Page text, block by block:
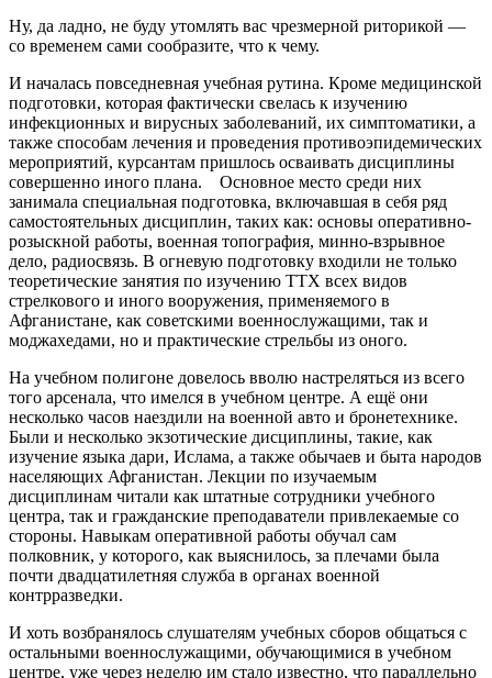
Ну, да ладно, не буду утомлять вас чрезмерной риторикой —
со временем сами сообразите, что к чему.
И началась повседневная учебная рутина. Кроме медицинской
подготовки, которая фактически свелась к изучению
инфекционных и вирусных заболеваний, их симптоматики, а
также способам лечения и проведения противоэпидемических
мероприятий, курсантам пришлось осваивать дисциплины
совершенно иного плана. Основное место среди них
занимала специальная подготовка, включавшая в себя ряд
самостоятельных дисциплин, таких как: основы оперативно-
розыскной работы, военная топография, минно-взрывное
дело, радиосвязь. В огневую подготовку входили не только
теоретические занятия по изучению ТТХ всех видов
стрелкового и иного вооружения, применяемого в
Афганистане, как советскими военнослужащими, так и
моджахедами, но и практические стрельбы из оного.
На учебном полигоне довелось вволю настреляться из всего
того арсенала, что имелся в учебном центре. А ещё они
несколько часов наездили на военной авто и бронетехнике.
Были и несколько экзотические дисциплины, такие, как
изучение языка дари, Ислама, а также обычаев и быта народов
населяющих Афганистан. Лекции по изучаемым
дисциплинам читали как штатные сотрудники учебного
центра, так и гражданские преподаватели привлекаемые со
стороны. Навыкам оперативной работы обучал сам
полковник, у которого, как выяснилось, за плечами была
почти двадцатилетняя служба в органах военной
контрразведки.
И хоть возбранялось слушателям учебных сборов общаться с
остальными военнослужащими, обучающимися в учебном
центре, уже через неделю им стало известно, что параллельно